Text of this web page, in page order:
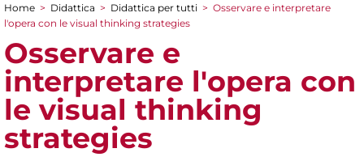
Tu sei qui
Home > Didattica > Didattica per tutti > Osservare e interpretare
l'opera con le visual thinking strategies
Osservare e
interpretare l'opera con
le visual thinking
strategies